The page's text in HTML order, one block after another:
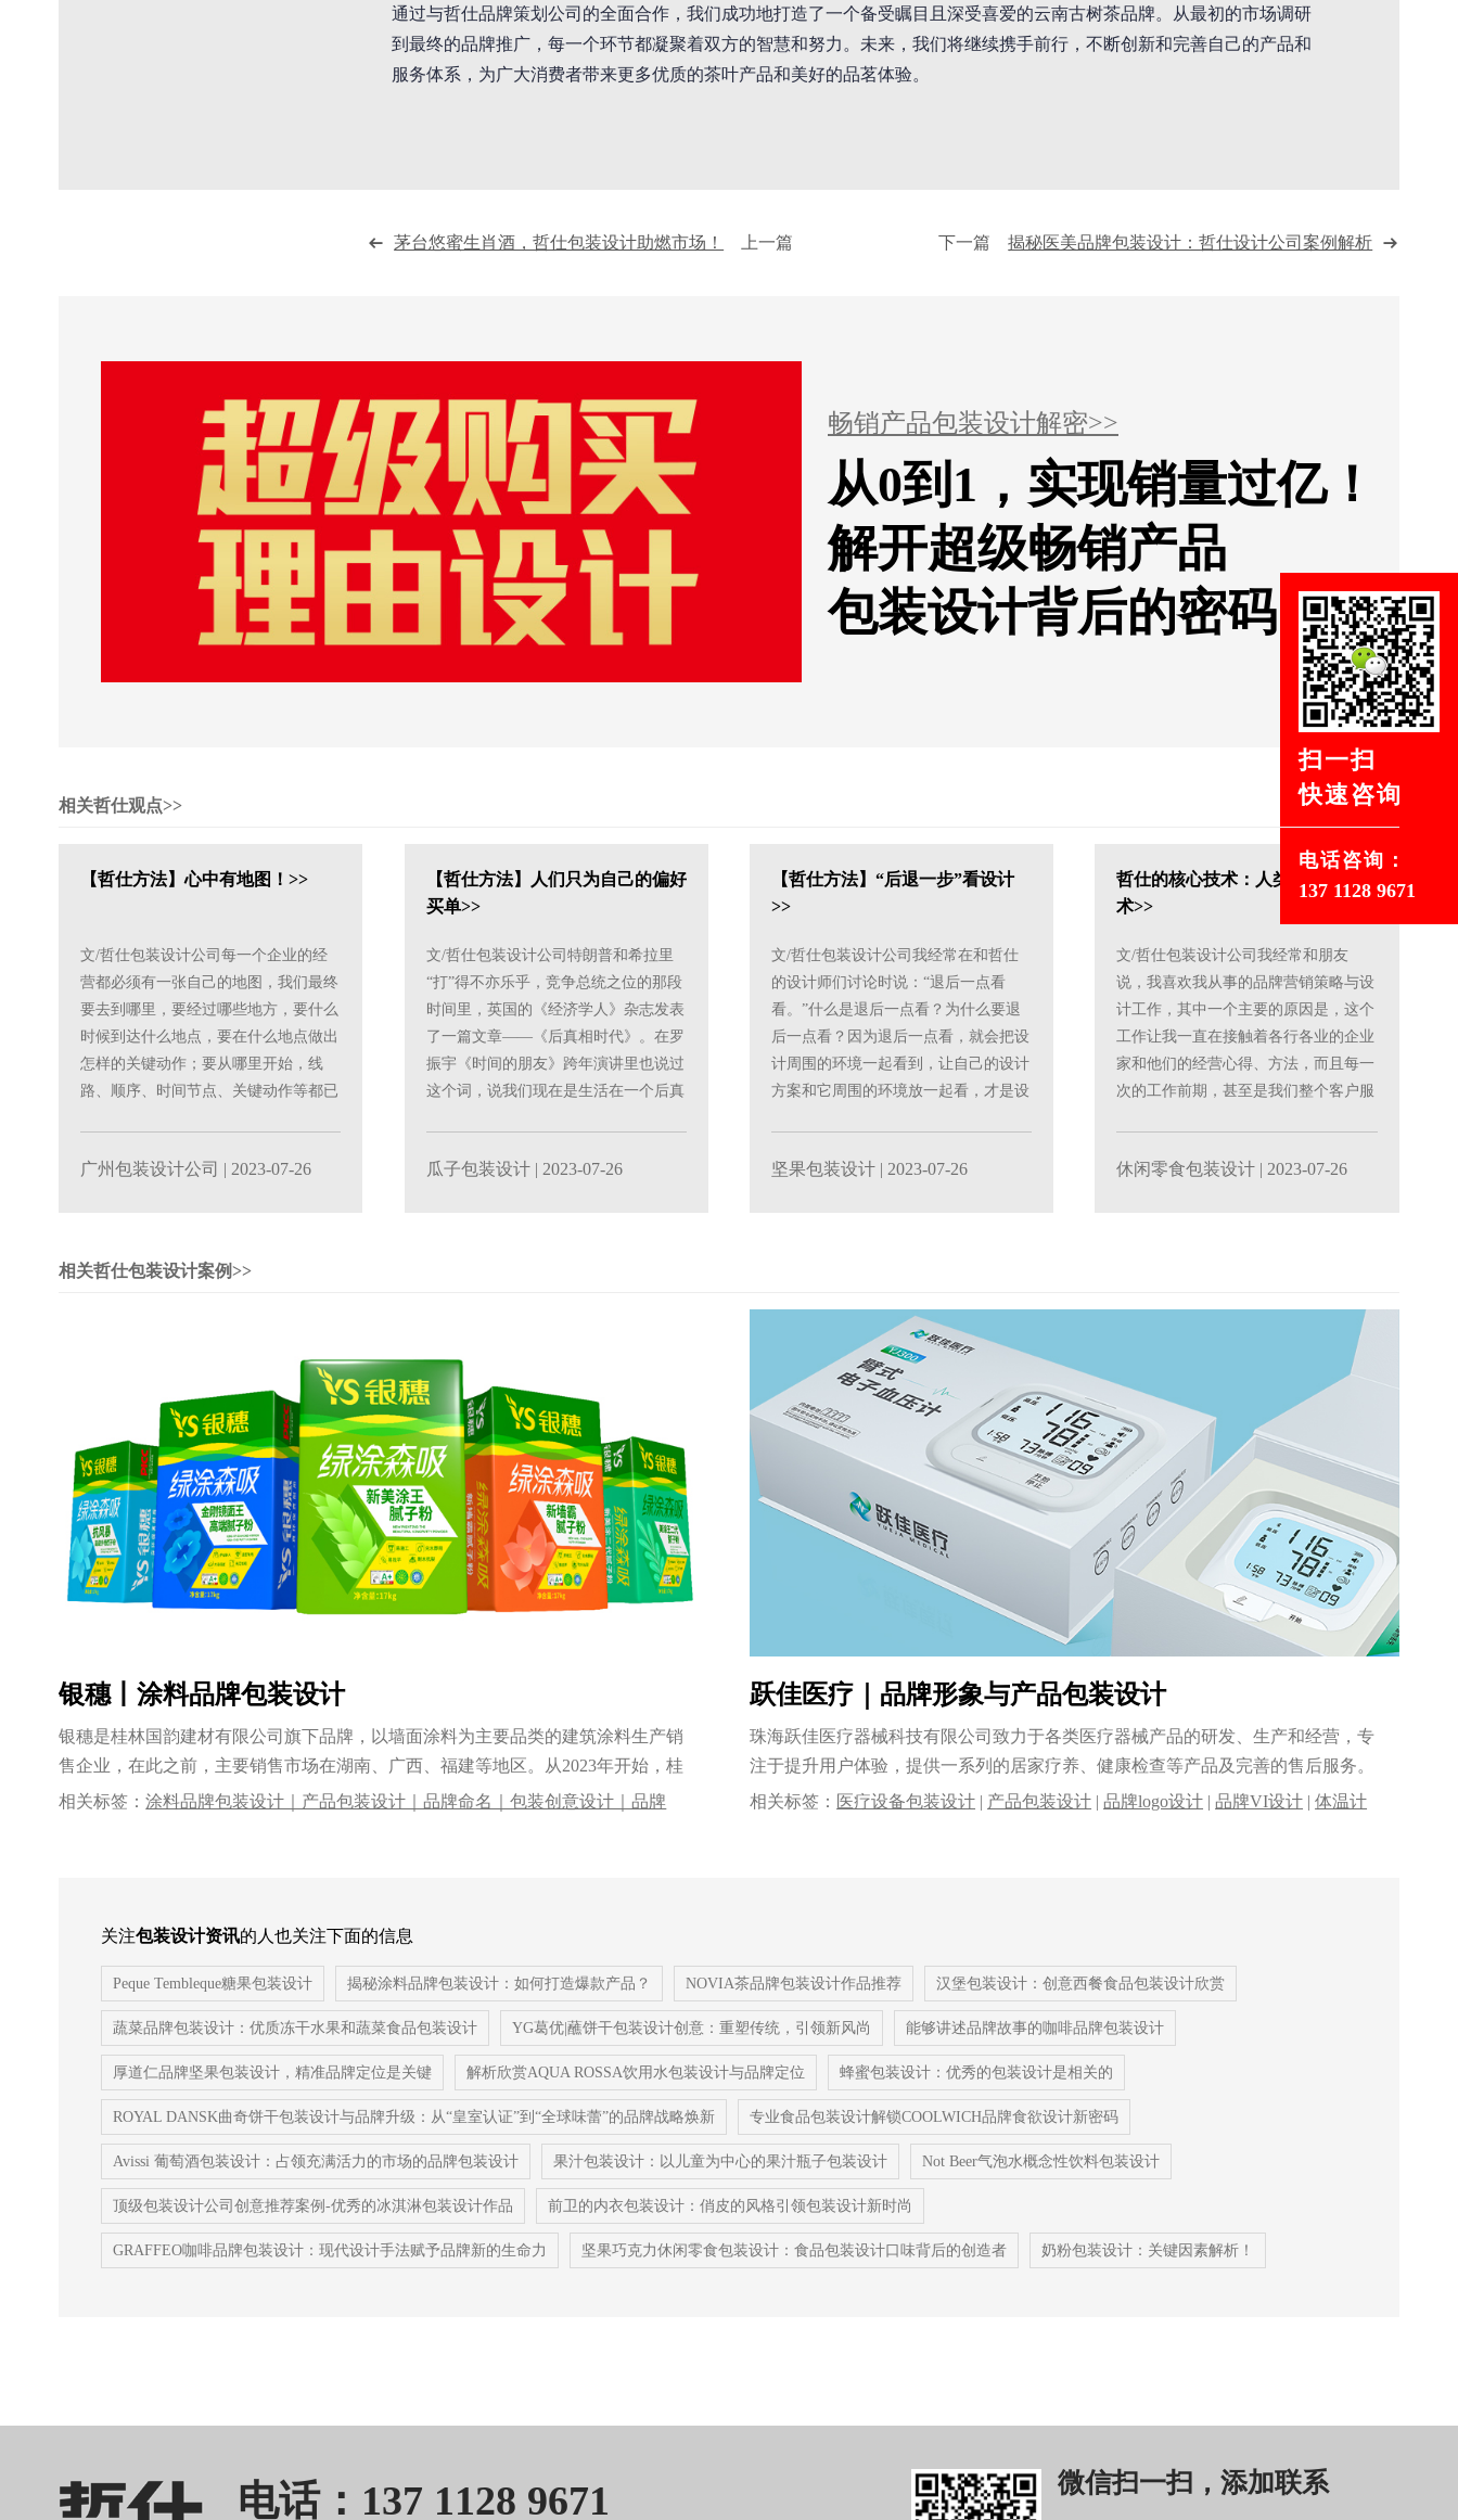
通过与哲仕品牌策划公司的全面合作，我们成功地打造了一个备受瞩目且深受喜爱的云南古树茶品牌。从最初的市场调研
到最终的品牌推广，每一个环节都凝聚着双方的智慧和努力。未来，我们将继续携手前行，不断创新和完善自己的产品和
服务体系，为广大消费者带来更多优质的茶叶产品和美好的品茗体验。
茅台悠蜜生肖酒，哲仕包装设计助燃市场！ 上一篇 下一篇揭秘医美品牌包装设计：哲仕设计公司案例解析
畅销产品包装设计解密>>
从0到1，实现销量过亿！
解开超级畅销产品
包装设计背后的密码
相关哲仕观点>>
【哲仕方法】心中有地图！>>
文/哲仕包装设计公司每一个企业的经
营都必须有一张自己的地图，我们最终
要去到哪里，要经过哪些地方，要什么
时候到达什么地点，要在什么地点做出
怎样的关键动作；要从哪里开始，线
路、顺序、时间节点、关键动作等都已
广州包装设计公司 | 2023-07-26
【哲仕方法】人们只为自己的偏好
买单>>
文/哲仕包装设计公司特朗普和希拉里
“打”得不亦乐乎，竞争总统之位的那段
时间里，英国的《经济学人》杂志发表
了一篇文章——《后真相时代》。在罗
振宇《时间的朋友》跨年演讲里也说过
这个词，说我们现在是生活在一个后真
瓜子包装设计| 2023-07-26
【哲仕方法】“后退一步”看设计
>>
文/哲仕包装设计公司我经常在和哲仕
的设计师们讨论时说：“退后一点看
看。”什么是退后一点看？为什么要退
后一点看？因为退后一点看，就会把设
计周围的环境一起看到，让自己的设计
方案和它周围的环境放一起看，才是设
坚果包装设计 | 2023-07-26
哲仕的核心技术：人类认知调用技
术>>
文/哲仕包装设计公司我经常和朋友
说，我喜欢我从事的品牌营销策略与设
计工作，其中一个主要的原因是，这个
工作让我一直在接触着各行各业的企业
家和他们的经营心得、方法，而且每一
次的工作前期，甚至是我们整个客户服
休闲零食包装设计 | 2023-07-26
相关哲仕包装设计案例>>
银穗丨涂料品牌包装设计
银穗是桂林国韵建材有限公司旗下品牌，以墙面涂料为主要品类的建筑涂料生产销
售企业，在此之前，主要销售市场在湖南、广西、福建等地区。从2023年开始，桂
林......
相关标签：涂料品牌包装设计｜产品包装设计｜品牌命名｜包装创意设计｜品牌
跃佳医疗｜品牌形象与产品包装设计
珠海跃佳医疗器械科技有限公司致力于各类医疗器械产品的研发、生产和经营，专
注于提升用户体验，提供一系列的居家疗养、健康检查等产品及完善的售后服务。
建立了......
相关标签： 医疗设备包装设计 | 产品包装设计 |品牌logo设计 |品牌VI设计 |体温计
关注包装设计资讯的人也关注下面的信息
Peque Tembleque糖果包装设计 揭秘涂料品牌包装设计：如何打造爆款产品？ NOVIA茶品牌包装设计作品推荐 汉堡包装设计：创意西餐食品包装设计欣赏
蔬菜品牌包装设计：优质冻干水果和蔬菜食品包装设计 YG葛优|蘸饼干包装设计创意：重塑传统，引领新风尚 能够讲述品牌故事的咖啡品牌包装设计
厚道仁品牌坚果包装设计，精准品牌定位是关键 解析欣赏AQUA ROSSA饮用水包装设计与品牌定位 蜂蜜包装设计：优秀的包装设计是相关的
ROYAL DANSK曲奇饼干包装设计与品牌升级：从“皇室认证”到“全球味蕾”的品牌战略焕新 专业食品包装设计解锁COOLWICH品牌食欲设计新密码
Avissi 葡萄酒包装设计：占领充满活力的市场的品牌包装设计 果汁包装设计：以儿童为中心的果汁瓶子包装设计 Not Beer气泡水概念性饮料包装设计
顶级包装设计公司创意推荐案例-优秀的冰淇淋包装设计作品 前卫的内衣包装设计：俏皮的风格引领包装设计新时尚
GRAFFEO咖啡品牌包装设计：现代设计手法赋予品牌新的生命力 坚果巧克力休闲零食包装设计：食品包装设计口味背后的创造者 奶粉包装设计：关键因素解析！
电话：137 1128 9671 微信扫一扫，添加联系
扫一扫
快速咨询
电话咨询：
137 1128 9671